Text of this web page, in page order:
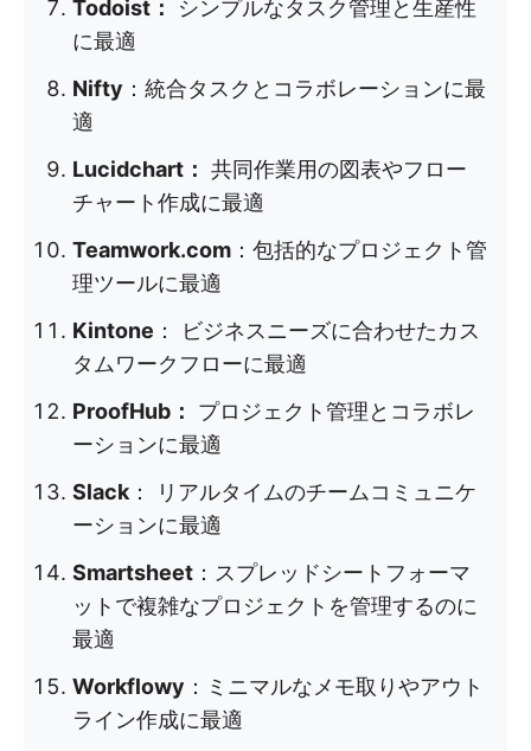
Todoist：
シンプルなタスク管理と生産性
に最適
Nifty ：統合タスクとコラボレーションに最
適
Lucidchart： 共同作業用の図表やフロー
チャート作成に最適
Teamwork.com ：包括的なプロジェクト管
理ツールに最適
Kintone ： ビジネスニーズに合わせたカス
タムワークフローに最適
ProofHub：
プロジェクト管理とコラボレ
ーションに最適
Slack ： リアルタイムのチームコミュニケ
ーションに最適
Smartsheet ：スプレッドシートフォーマ
ットで複雑なプロジェクトを管理するのに
最適
Workflowy ：ミニマルなメモ取りやアウト
ライン作成に最適